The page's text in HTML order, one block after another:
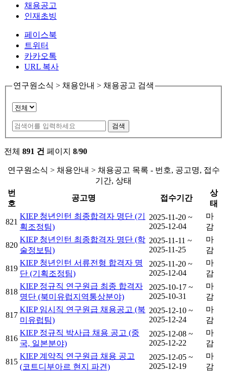
채용공고
인재초빙
페이스북
트위터
카카오톡
URL 복사
연구원소식 > 채용안내 > 채용공고 검색
검색
전체 891 건 페이지 8/90
연구원소식 > 채용안내 > 채용공고 목록 - 번호, 공고명, 접수
기간, 상태
번
호
공고명 접수기간
상
태
821
KIEP 청년인턴 최종합격자 명단 (기
획조정팀)
2025-11-20 ~
2025-12-04
마
감
820
KIEP 청년인턴 최종합격자 명단 (학
술정보팀)
2025-11-11 ~
2025-11-25
마
감
819
KIEP 청년인턴 서류전형 합격자 명
단 (기획조정팀)
2025-11-20 ~
2025-12-04
마
감
818
KIEP 정규직 연구원급 최종 합격자
명단 (북미유럽지역통상분야)
2025-10-17 ~
2025-10-31
마
감
817
KIEP 임시직 연구원급 채용공고 (북
미유럽팀)
2025-12-10 ~
2025-12-24
마
감
816
KIEP 정규직 박사급 채용 공고 (중
국, 일본분야)
2025-12-08 ~
2025-12-22
마
감
815
KIEP 계약직 연구원급 채용 공고
(코트디부아르 현지 파견)
2025-12-05 ~
2025-12-19
마
감